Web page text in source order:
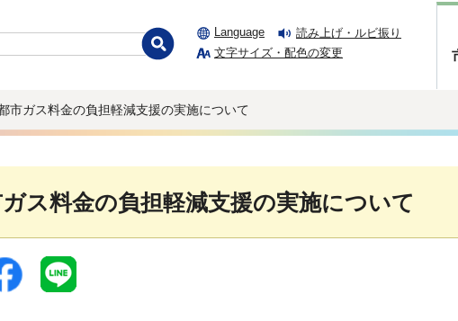
Language
読み上げ・ルビ振り
文字サイズ・配色の変更
市ガス料金の負担軽減支援の実施について
ス料金の負担軽減支援の実施について